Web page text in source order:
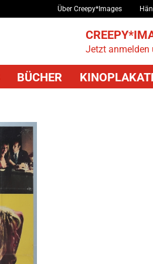
Über Creepy*Images
Jetzt anmelden
BÜCHER